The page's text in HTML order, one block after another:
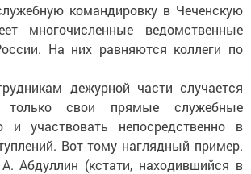
командировку в Чеченскую
многочисленные ведомственные
На них равняются коллеги по
дежурной части случается
только свои прямые служебные
и участвовать непосредственно в
Вот тому наглядный пример.
Абдуллин (кстати, находившийся в